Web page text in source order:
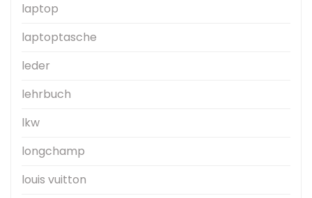
laptop
laptoptasche
leder
lehrbuch
lkw
longchamp
louis vuitton